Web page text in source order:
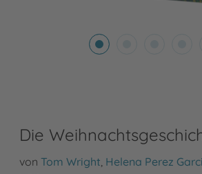
Die
von Tom Wright, Helena Perez